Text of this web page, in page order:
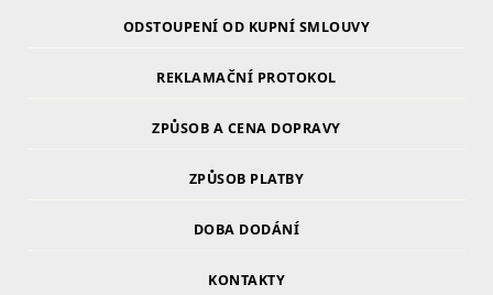
ODSTOUPENÍ OD KUPNÍ SMLOUVY
REKLAMAČNÍ PROTOKOL
ZPŮSOB A CENA DOPRAVY
ZPŮSOB PLATBY
DOBA DODÁNÍ
KONTAKTY